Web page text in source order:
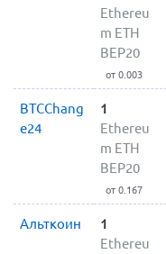
Ethereu
m ETH
BEP20
от 0.003
BTCChang
e24
1
Ethereu
m ETH
BEP20
от 0.167
Альткоин
1
Ethereu